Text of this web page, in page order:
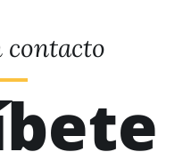
contacto